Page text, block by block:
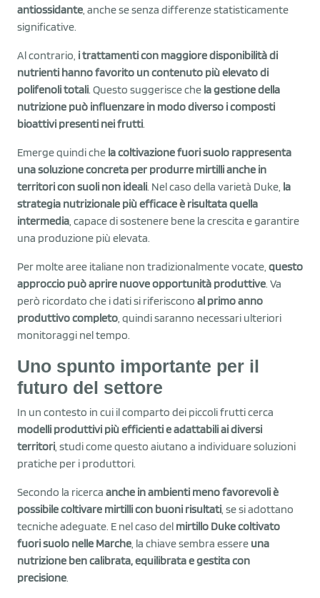
antiossidante , anche se senza differenze statisticamente
significative.
Al contrario, i trattamenti con maggiore disponibilità di
nutrienti hanno favorito un contenuto più elevato di
polifenoli totali. Questo suggerisce che la gestione della
nutrizione può influenzare in modo diverso i composti
bioattivi presenti nei frutti.
Emerge quindi che la coltivazione fuori suolo rappresenta
una soluzione concreta per produrre mirtilli anche in
territori con suoli non ideali. Nel caso della varietà Duke, la
strategia nutrizionale più efficace è risultata quella
intermedia , capace di sostenere bene la crescita e garantire
una produzione più elevata.
Per molte aree italiane non tradizionalmente vocate, questo
approccio può aprire nuove opportunità produttive. Va
però ricordato che i dati si riferiscono al primo anno
produttivo completo , quindi saranno necessari ulteriori
monitoraggi nel tempo.
Uno spunto importante per il
futuro del settore
In un contesto in cui il comparto dei piccoli frutti cerca
modelli produttivi più efficienti e adattabili ai diversi
territori , studi come questo aiutano a individuare soluzioni
pratiche per i produttori.
Secondo la ricerca anche in ambienti meno favorevoli è
possibile coltivare mirtilli con buoni risultati , se si adottano
tecniche adeguate. E nel caso del mirtillo Duke coltivato
fuori suolo nelle Marche , la chiave sembra essere una
nutrizione ben calibrata, equilibrata e gestita con
precisione.